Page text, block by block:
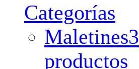
Categorías
Maletines3
productos